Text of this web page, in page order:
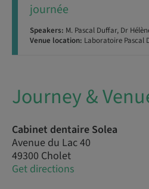
journée
Speakers: M. Pascal Duffar, Dr
Venue location: Laboratoire Pascal
Journey &
Cabinet dentaire Solea
Avenue du Lac 40
49300 Cholet
Get directions